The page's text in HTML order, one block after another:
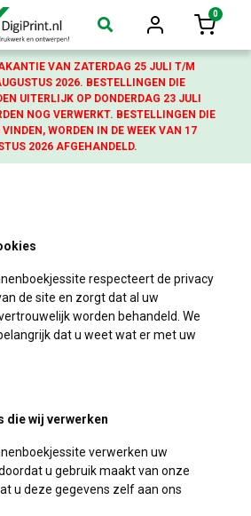
Login
0
VAN ZATERDAG 25 JULI T/M
2026. BESTELLINGEN DIE
UITERLIJK OP DONDERDAG 23 JULI
NOG VERWERKT. BESTELLINGEN DIE
WORDEN IN DE WEEK VAN 17
2026 AFGEHANDELD.
respecteert de privacy
de site en zorgt dat al uw
worden behandeld. We
dat u weet wat er met uw
die wij verwerken
verwerken uw
u gebruik maakt van onze
u deze gegevens zelf aan ons